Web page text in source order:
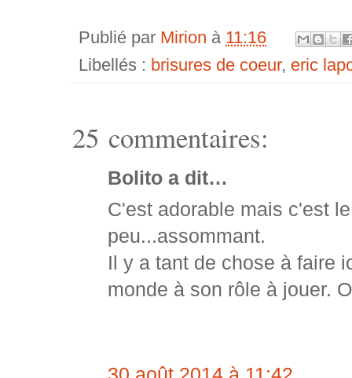
Publié par Mirion à 11:16
Libellés : brisures de coeur, eric
25 commentaires:
Bolito a dit…
C'est adorable mais c'est
peu...assommant.
Il y a tant de chose à faire
monde à son rôle à jouer.